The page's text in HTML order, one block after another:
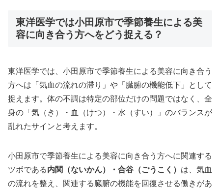
東洋医学では小田原市で季節養生による美
容に向き合う方へをどう捉える？
東洋医学では、小田原市で季節養生による美容に向き合う
方へは「気血の流れの滞り」や「臓腑の機能低下」として
捉えます。体の不調は特定の部位だけの問題ではなく、全
身の「気（き）・血（けつ）・水（すい）」のバランスが
乱れたサインと考えます。
小田原市で季節養生による美容に向き合う方へに関連する
ツボである内関（ないかん）・合谷（ごうこく） は、気血
の流れを整え、関連する臓腑の機能を回復させる働きがあ